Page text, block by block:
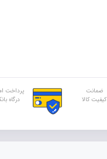
ضمانت
کیفیت کالا
پرداخت
درگاه